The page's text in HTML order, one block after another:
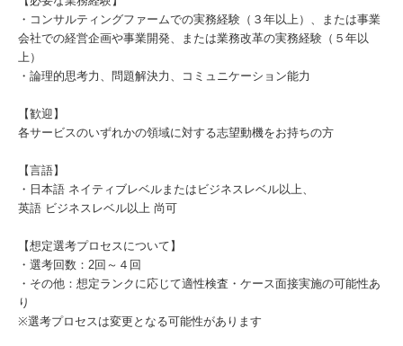
・コンサルティングファームでの実務経験（３年以上）、または事業
会社での経営企画や事業開発、または業務改革の実務経験（５年以
上）
・論理的思考力、問題解決力、コミュニケーション能力
【歓迎】
各サービスのいずれかの領域に対する志望動機をお持ちの方
【言語】
・日本語 ネイティブレベルまたはビジネスレベル以上、
英語 ビジネスレベル以上 尚可
【想定選考プロセスについて】
・選考回数：2回～４回
・その他：想定ランクに応じて適性検査・ケース面接実施の可能性あ
り
※選考プロセスは変更となる可能性があります